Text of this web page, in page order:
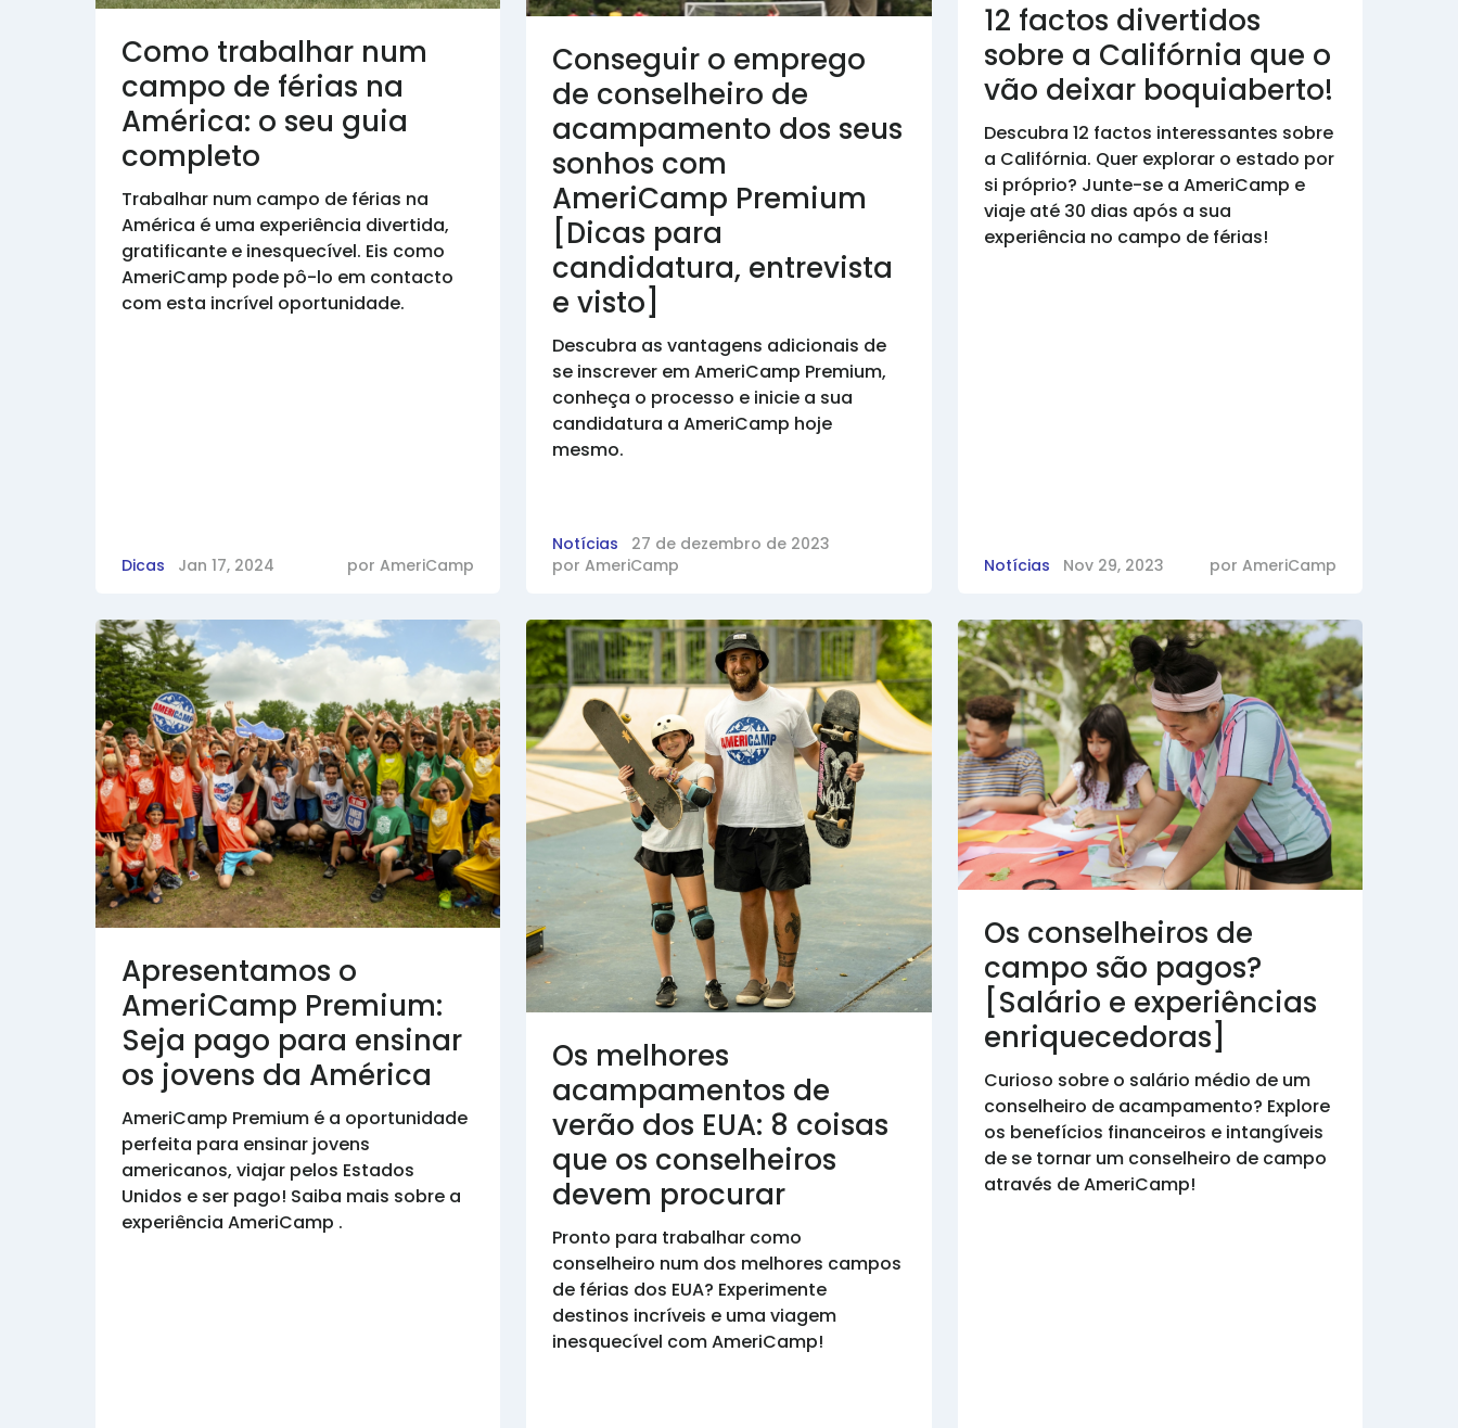
Como trabalhar num
campo de férias na
América: o seu guia
completo
Trabalhar num campo de férias na
América é uma experiência divertida,
gratificante e inesquecível. Eis como
AmeriCamp pode pô-lo em contacto
com esta incrível oportunidade.
Dicas Jan 17, 2024 porAmeriCamp
Conseguir o emprego
de conselheiro de
acampamento dos seus
sonhos com
AmeriCamp Premium
[Dicas para
candidatura, entrevista
e visto]
Descubra as vantagens adicionais de
se inscrever em AmeriCamp Premium,
conheça o processo e inicie a sua
candidatura a AmeriCamp hoje
mesmo.
Notícias
27 de dezembro de 2023
porAmeriCamp
12 factos divertidos
sobre a Califórnia que o
vão deixar boquiaberto!
Descubra 12 factos interessantes sobre
a Califórnia. Quer explorar o estado por
si próprio? Junte-se a AmeriCamp e
viaje até 30 dias após a sua
experiência no campo de férias!
Notícias Nov 29, 2023 por AmeriCamp
Apresentamos o
AmeriCamp Premium:
Seja pago para ensinar
os jovens da América
AmeriCamp Premium é a oportunidade
perfeita para ensinar jovens
americanos, viajar pelos Estados
Unidos e ser pago! Saiba mais sobre a
experiência AmeriCamp .
Os melhores
acampamentos de
verão dos EUA: 8 coisas
que os conselheiros
devem procurar
Pronto para trabalhar como
conselheiro num dos melhores campos
de férias dos EUA? Experimente
destinos incríveis e uma viagem
inesquecível com AmeriCamp!
Os conselheiros de
campo são pagos?
[Salário e experiências
enriquecedoras]
Curioso sobre o salário médio de um
conselheiro de acampamento? Explore
os benefícios financeiros e intangíveis
de se tornar um conselheiro de campo
através de AmeriCamp!